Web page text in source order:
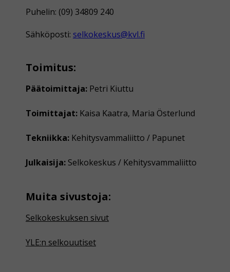
Puhelin: (09) 34809 240
Sähköposti: selkokeskus@kvl.fi
Toimitus:
Päätoimittaja: Petri Kiuttu
Toimittajat: Kaisa Kaatra, Maria Österlund
Tekniikka: Kehitysvammaliitto / Papunet
Julkaisija: Selkokeskus / Kehitysvammaliitto
Muita sivustoja:
Selkokeskuksen sivut
YLE:n selkouutiset